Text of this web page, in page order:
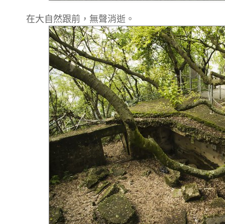
在大自然跟前，無聲消逝。